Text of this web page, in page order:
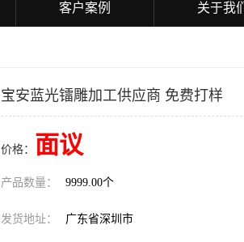
客户案例 关于我们
宝安蓝光镭雕加工供应商 免费打样
价格： 面议
产品数量： 9999.00个
发货地址： 广东省深圳市